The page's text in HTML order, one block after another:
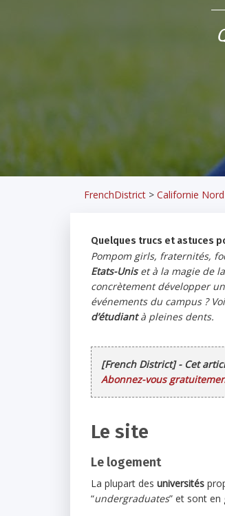
FrenchDistrict > Californie Nord
Quelques trucs et astuces
Pompom girls, fraternités,
Etats-Uniset à la magie de
concrètement développer
événements du campus ?
d’étudiantà pleines dents.
[French District] - Cet
Abonnez-vous
Le site
Le logement
La plupart des universités
“undergraduates” et sont en